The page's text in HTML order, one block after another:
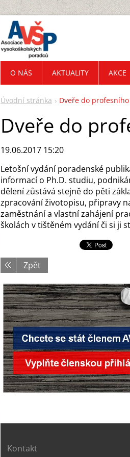
Úvodní stránka Dveře do
Dveře do
19.06.2017 15:20
Letošní vydání poradenské
informací o Ph.D. studiu,
dělení zůstává stejně do pěti
zpracování životopisu, připravy
zaměstnání a vlastní zahájení
školách v tištěném vydání či si ji
Zpět
O NÁS AKTUALITY AKCE
Kontakt